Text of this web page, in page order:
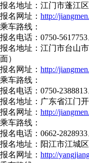
报名地址：江门市蓬江
报名网址： http://
乘车路线：
报名电话：0750-5617753
报名地址：江门市台山
面）
报名网址： http://
乘车路线：
报名电话：0750-2388813
报名地址：广东省江门
报名网址： http://
乘车路线：
报名电话：0662-2828933
报名地址：阳江市江城
报名网址： http://